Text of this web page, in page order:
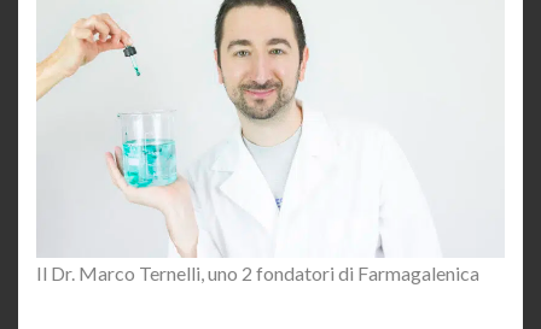
Il Dr. Marco Ternelli, uno 2 fondatori di Farmagalenica